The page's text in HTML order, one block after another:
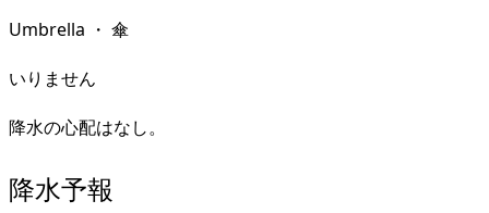
Umbrella ・ 傘
いりません
降水の心配はなし。
降水予報